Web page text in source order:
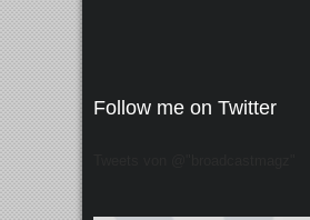
Follow me on Twitter